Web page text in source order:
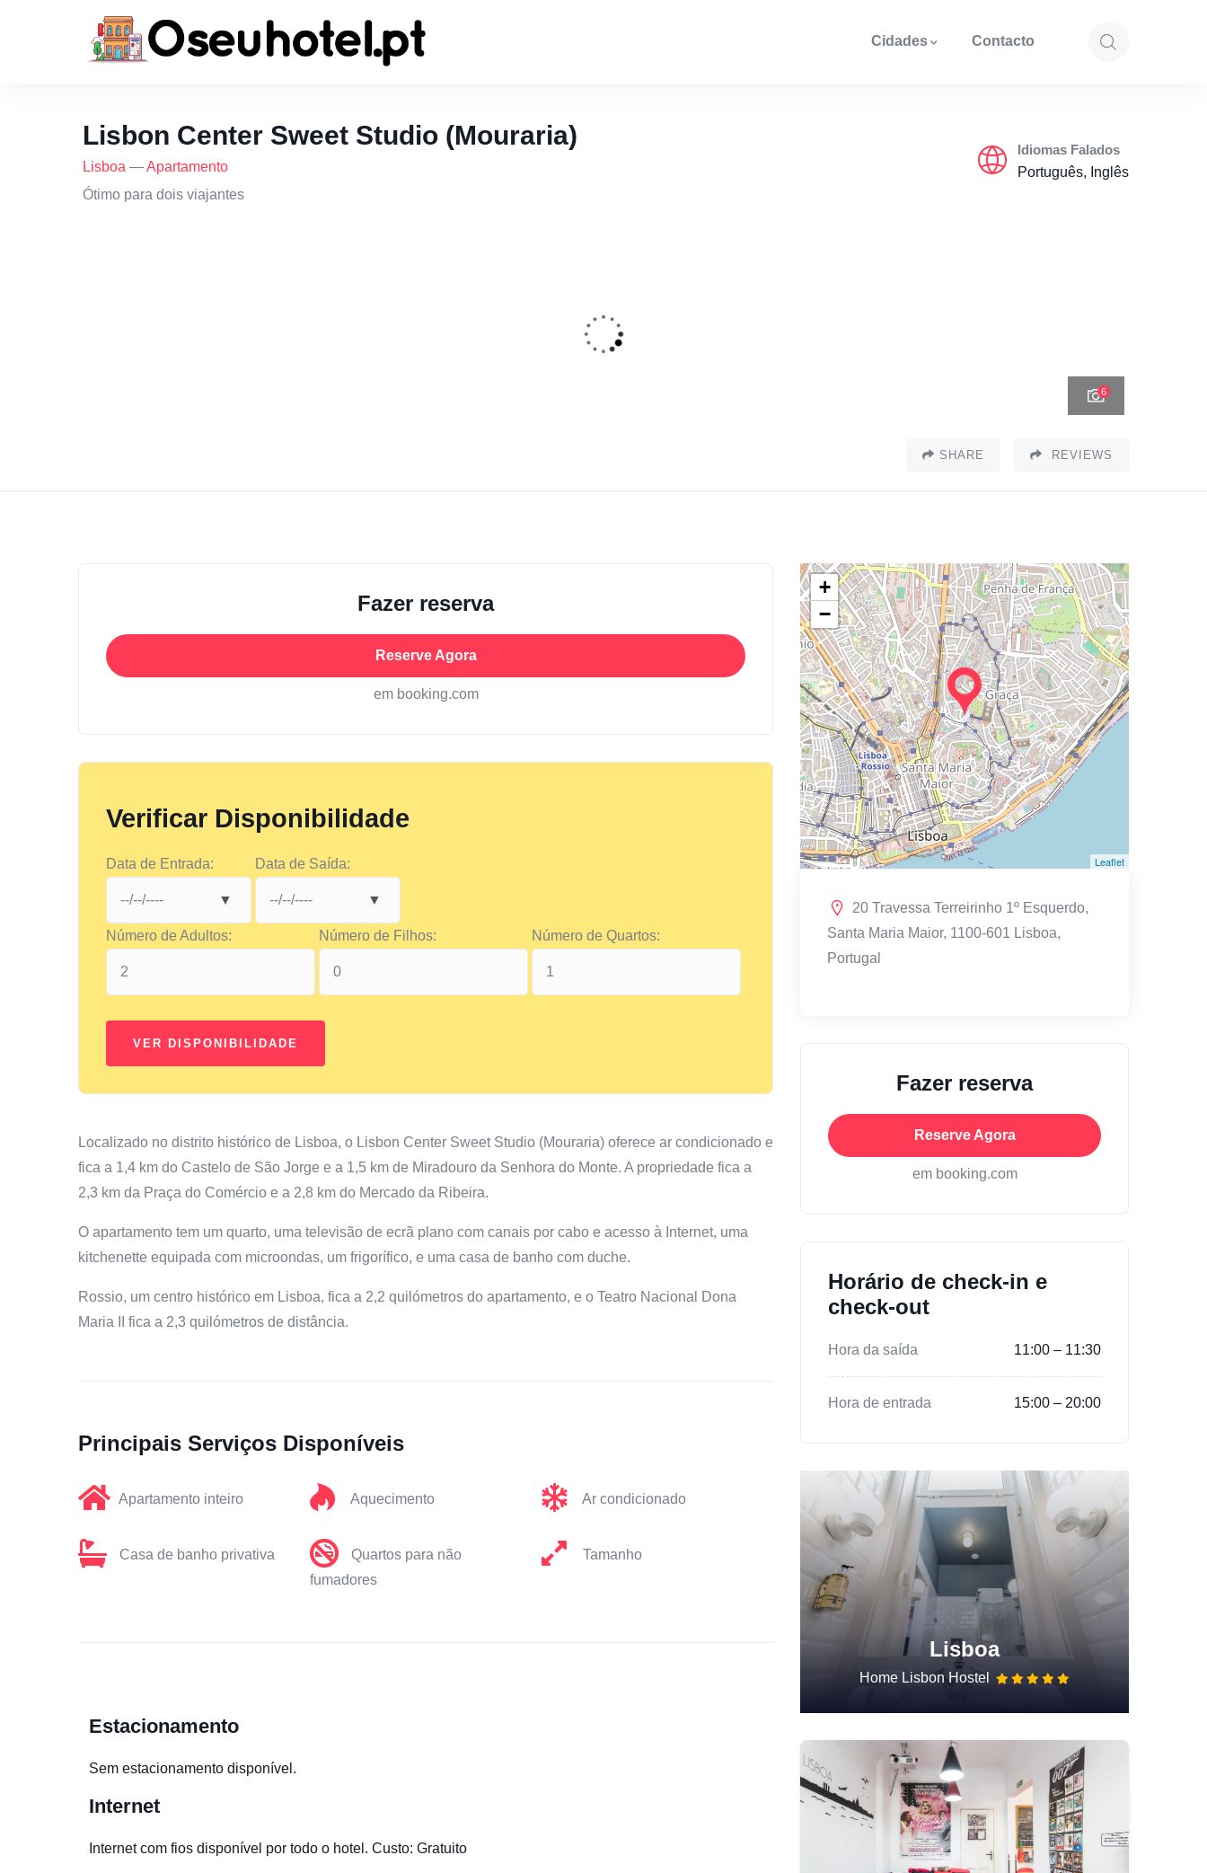
Cidades Contacto
Lisbon Center Sweet Studio (Mouraria)
Lisboa —Apartamento
Ótimo para dois viajantes
Idiomas Falados
Português, Inglês
6
SHARE REVIEWS
Fazer reserva
Reserve Agora
em booking.com
Verificar Disponibilidade
Data de Entrada: Data de Saída:
Número de Adultos: Número de Filhos: Número de Quartos:
Localizado no distrito histórico de Lisboa, o Lisbon Center Sweet Studio (Mouraria) oferece ar condicionado e
fica a 1,4 km do Castelo de São Jorge e a 1,5 km de Miradouro da Senhora do Monte. A propriedade fica a
2,3 km da Praça do Comércio e a 2,8 km do Mercado da Ribeira.
O apartamento tem um quarto, uma televisão de ecrã plano com canais por cabo e acesso à Internet, uma
kitchenette equipada com microondas, um frigorífico, e uma casa de banho com duche.
Rossio, um centro histórico em Lisboa, fica a 2,2 quilómetros do apartamento, e o Teatro Nacional Dona
Maria II fica a 2,3 quilómetros de distância.
Principais Serviços Disponíveis
Apartamento inteiro Aquecimento Ar condicionado
Casa de banho privativa
Quartos para não
fumadores
Tamanho
Estacionamento
Sem estacionamento disponível.
Internet
Internet com fios disponível por todo o hotel. Custo: Gratuito
+
−
Leaflet
20 Travessa Terreirinho 1º Esquerdo,
Santa Maria Maior, 1100-601 Lisboa,
Portugal
Fazer reserva
Reserve Agora
em booking.com
Horário de check-in e
check-out
Hora da saída 11:00 – 11:30
Hora de entrada 15:00 – 20:00
Lisboa
Home Lisbon Hostel